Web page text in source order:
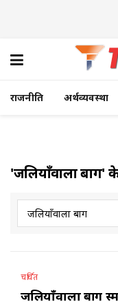
राजनीति अर्थव्यवस्था
'जलियाँवाला बाग'
चर्चित
जलियाँवाला बाग